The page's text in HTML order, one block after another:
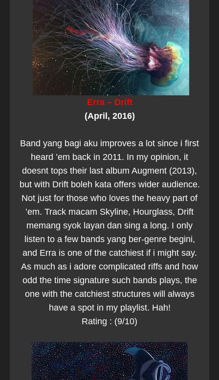
Erra – Drift
(April, 2016)
Band yang bagi aku improves a lot since i first
heard ’em back in 2011. In my opinion, it
doesnt tops their last album Augment (2013),
but with Drift boleh kata offers wider audience.
Not just for those who loves the heavy part of
’em. Track macam Skyline, Hourglass, Drift
memang syok layan dan sing a long. I only
listen to a few bands yang ber-genre begini,
and Erra is one of the catchiest if i might say.
As much as i adore complicated riffs and how
odd the time signature such bands plays, the
one with the catchiest structures will always
have a spot in my playlist. Hah!
Rating : (9/10)